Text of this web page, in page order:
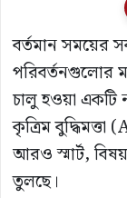
বর্তমান সময়ের
পরিবর্তনগুলোর
চালু হওয়া
কৃত্রিম
আরও স্মার্ট,
তুলছে।